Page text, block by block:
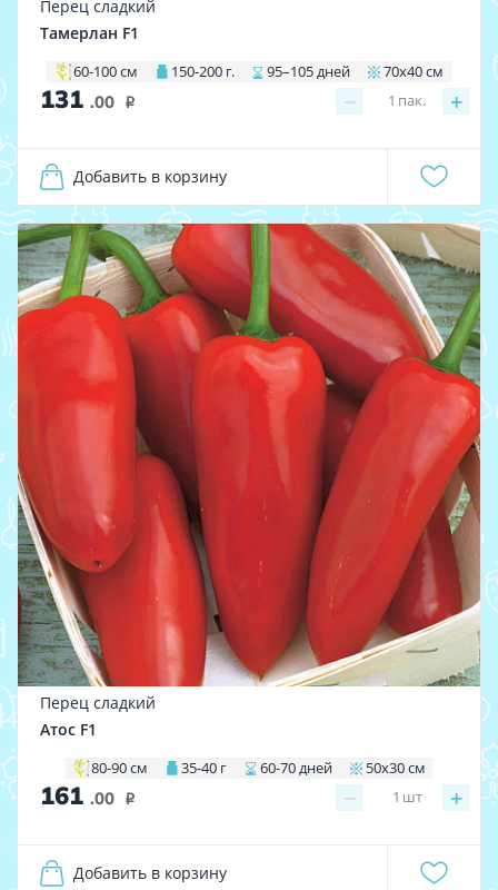
Перец сладкий
Тамерлан F1
60-100 см 150-200 г. 95–105 дней 70х40 см
131 .00 i − +
1 пак.
Добавить в корзину
Перец сладкий
Атос F1
80-90 см 35-40 г 60-70 дней 50x30 см
161 .00 i − +
1 шт
Добавить в корзину